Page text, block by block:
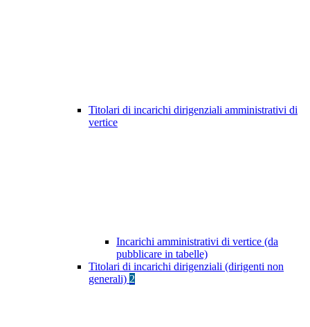
Titolari di incarichi dirigenziali amministrativi di
vertice
Incarichi amministrativi di vertice (da
pubblicare in tabelle)
Titolari di incarichi dirigenziali (dirigenti non
generali) 2